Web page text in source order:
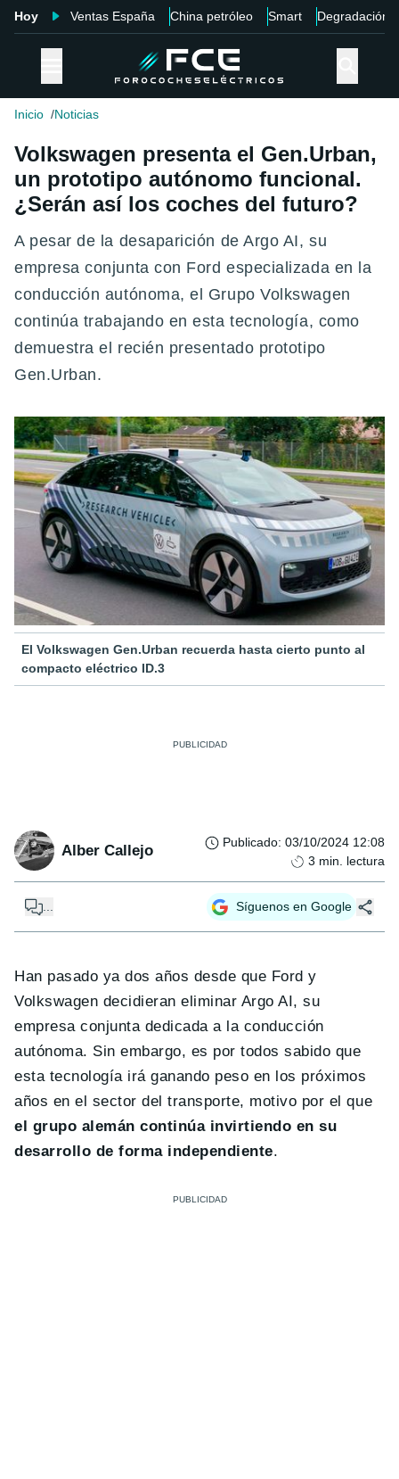
Hoy Ventas España China petróleo Smart Degradación
Inicio Noticias
Volkswagen presenta el Gen.Urban,
un prototipo autónomo funcional.
¿Serán así los coches del futuro?
A pesar de la desaparición de Argo AI, su
empresa conjunta con Ford especializada en la
conducción autónoma, el Grupo Volkswagen
continúa trabajando en esta tecnología, como
demuestra el recién presentado prototipo
Gen.Urban.
El Volkswagen Gen.Urban recuerda hasta cierto punto al
compacto eléctrico ID.3
Alber Callejo Publicado: 03/10/2024 12:08
3 min. lectura
... Síguenos en Google
Han pasado ya dos años desde que Ford y
Volkswagen decidieran eliminar Argo AI, su
empresa conjunta dedicada a la conducción
autónoma. Sin embargo, es por todos sabido que
esta tecnología irá ganando peso en los próximos
años en el sector del transporte, motivo por el que
el grupo alemán continúa invirtiendo en su
desarrollo de forma independiente.